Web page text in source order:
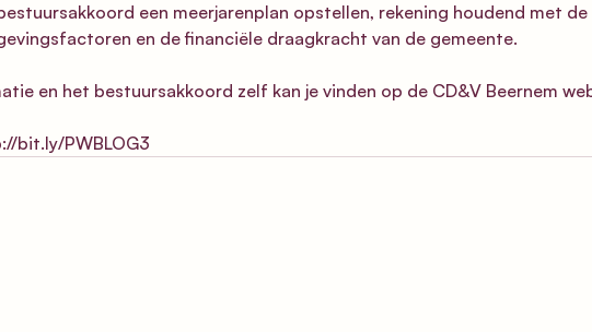
een meerjarenplan opstellen, rekening houdend met de
en de financiële draagkracht van de gemeente.
en het bestuursakkoord zelf kan je vinden op de CD&V Beernem
bit.ly/PWBLOG3